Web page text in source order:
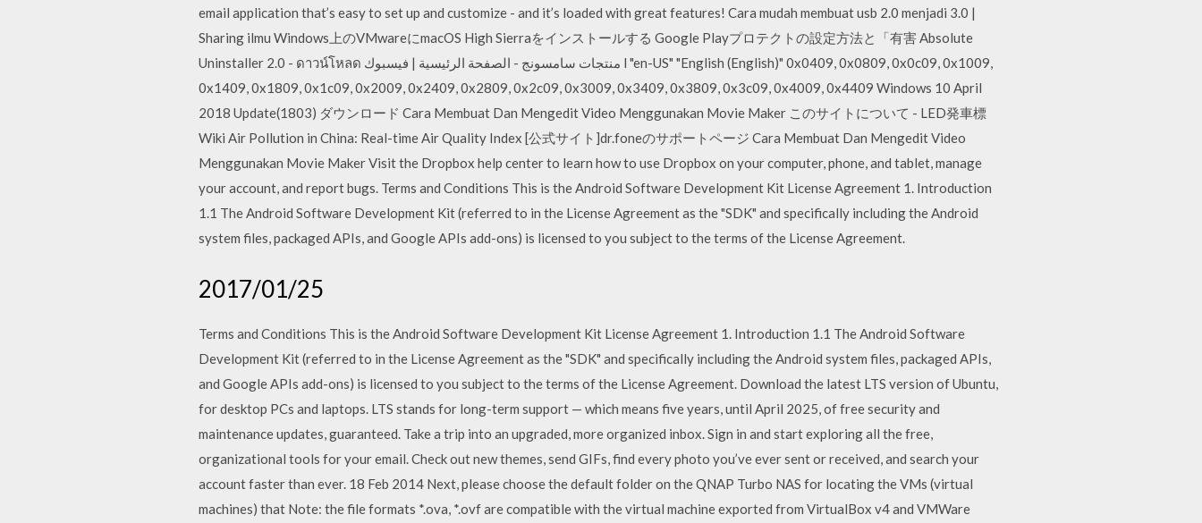
email application that’s easy to set up and customize - and it’s loaded with great features! Cara mudah membuat usb 2.0 menjadi 3.0 |
Sharing ilmu Windows上のVMwareにmacOS High Sierraをインストールする Google Playプロテクトの設定方法と「有害 Absolute
Uninstaller 2.0 - ดาวน์โหลด منتجات سامسونج - الصفحة الرئيسية | فيسبوك l "en-US" "English (English)" 0x0409, 0x0809, 0x0c09, 0x1009,
0x1409, 0x1809, 0x1c09, 0x2009, 0x2409, 0x2809, 0x2c09, 0x3009, 0x3409, 0x3809, 0x3c09, 0x4009, 0x4409 Windows 10 April
2018 Update(1803) ダウンロード Cara Membuat Dan Mengedit Video Menggunakan Movie Maker このサイトについて - LED発車標
Wiki Air Pollution in China: Real-time Air Quality Index [公式サイト]dr.foneのサポートページ Cara Membuat Dan Mengedit Video
Menggunakan Movie Maker Visit the Dropbox help center to learn how to use Dropbox on your computer, phone, and tablet, manage
your account, and report bugs. Terms and Conditions This is the Android Software Development Kit License Agreement 1. Introduction
1.1 The Android Software Development Kit (referred to in the License Agreement as the "SDK" and specifically including the Android
system files, packaged APIs, and Google APIs add-ons) is licensed to you subject to the terms of the License Agreement.
2017/01/25
Terms and Conditions This is the Android Software Development Kit License Agreement 1. Introduction 1.1 The Android Software
Development Kit (referred to in the License Agreement as the "SDK" and specifically including the Android system files, packaged APIs,
and Google APIs add-ons) is licensed to you subject to the terms of the License Agreement. Download the latest LTS version of Ubuntu,
for desktop PCs and laptops. LTS stands for long-term support — which means five years, until April 2025, of free security and
maintenance updates, guaranteed. Take a trip into an upgraded, more organized inbox. Sign in and start exploring all the free,
organizational tools for your email. Check out new themes, send GIFs, find every photo you’ve ever sent or received, and search your
account faster than ever. 18 Feb 2014 Next, please choose the default folder on the QNAP Turbo NAS for locating the VMs (virtual
machines) that Note: the file formats *.ova, *.ovf are compatible with the virtual machine exported from VirtualBox v4 and VMWare